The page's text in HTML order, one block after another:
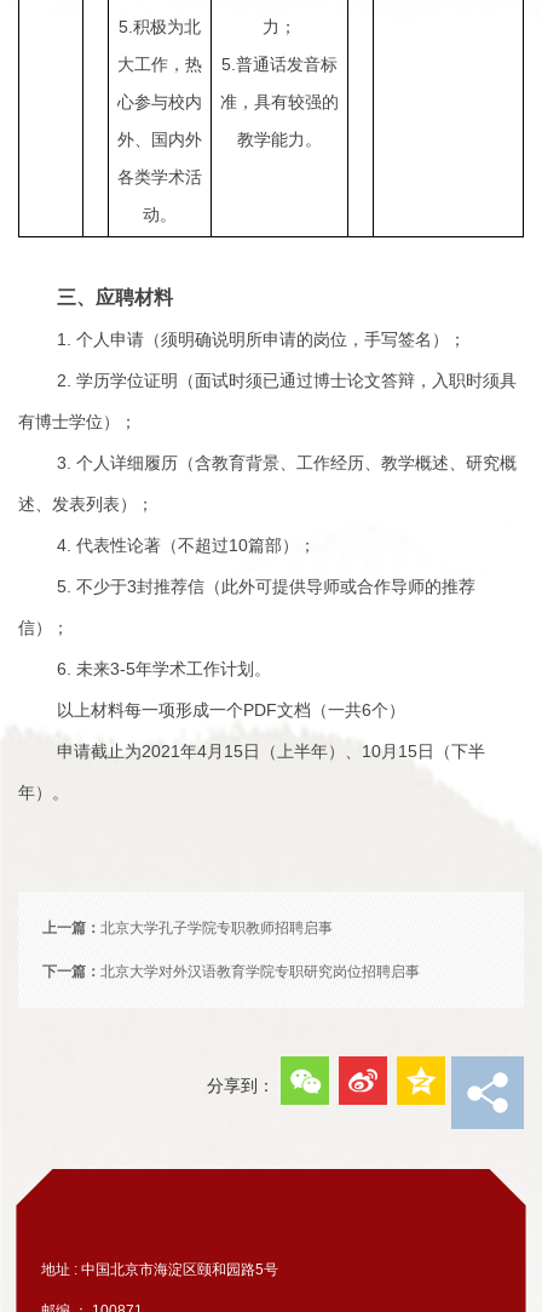
5. 积极为北
大工作，热
心参与校内
外、国内外
各类学术活
动。
力；
5. 普通话发音标
准，具有较强的
教学能力。
三、应聘材料
1. 个人申请（须明确说明所申请的岗位，手写签名）；
2. 学历学位证明（面试时须已通过博士论文答辩，入职时须具
有博士学位）；
3. 个人详细履历（含教育背景、工作经历、教学概述、研究概
述、发表列表）；
4. 代表性论著（不超过10篇部）；
5. 不少于3封推荐信（此外可提供导师或合作导师的推荐
信）；
6. 未来3-5年学术工作计划。
以上材料每一项形成一个PDF文档（一共6个）
申请截止为2021 年4 月 15 日（上半年）、 10 月 15 日（下半
年）。
上一篇： 北京大学孔子学院专职教师招聘启事
下一篇： 北京大学对外汉语教育学院专职研究岗位招聘启事
分享到：
地址 : 中国北京市海淀区颐和园路5号